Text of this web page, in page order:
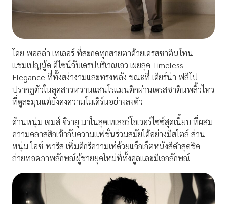
โดย พอลล่า เทเลอร์ ที่สะกดทุกสายตาด้วยเดรสซาตินโทน
แชมเปญนู้ด ดีไซน์จับเดรปบริเวณเอว เผยลุค Timeless
Elegance ที่ทั้งสง่างามและทรงพลัง ขณะที่ เดียร์น่า ฟลีโป
ปรากฏตัวในลุคสาวหวานแสนโรแมนติกผ่านเดรสซาตินพลิ้วไหว
ที่ดูละมุนแต่ยังคงความโมเดิร์นอย่างลงตัว
ด้านหนุ่ม เจมส์-จิรายุ มาในลุคเทเลอร์โอเวอร์ไซซ์สุดเนี้ยบ ที่ผสม
ความคลาสสิกเข้ากับความแฟชั่นร่วมสมัยได้อย่างมีสไตล์ ส่วน
หนุ่ม ไอซ์-พาริส เพิ่มดีกรีความเท่ด้วยแจ็กเก็ตหนังสีดำสุดชิค
ถ่ายทอดภาพลักษณ์ผู้ชายยุคใหม่ที่ทั้งคูลและมีเอกลักษณ์